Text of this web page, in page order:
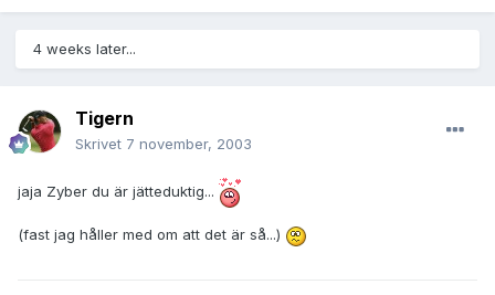
4 weeks later...
Tigern
Skrivet 7 november, 2003
jaja Zyber du är jätteduktig...
(fast jag håller med om att det är så...)